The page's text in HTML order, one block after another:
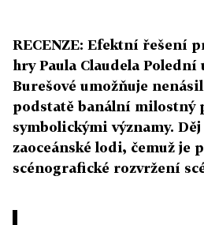
RECENZE: Efektní řešení
hry Paula Claudela
Burešové umožňuje
podstatě banální milostný
symbolickými významy.
zaoceánské lodi, čemuž je
scénografické rozvržení